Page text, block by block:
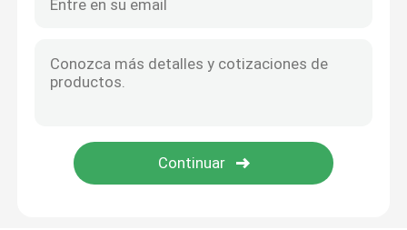
Batería de coche de RC
batería de los juguetes
Batería de Lipo del comienzo del salto